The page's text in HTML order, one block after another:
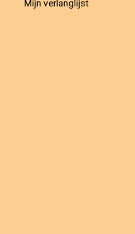
Mijn verlanglijst